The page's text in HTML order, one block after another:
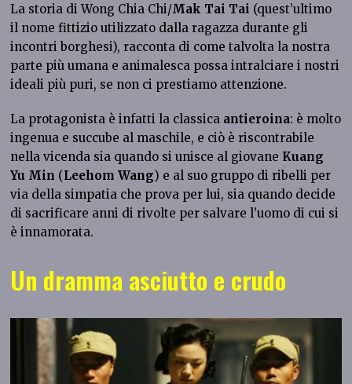
La storia di Wong Chia Chi/Mak Tai Tai (quest’ultimo
il nome fittizio utilizzato dalla ragazza durante gli
incontri borghesi), racconta di come talvolta la nostra
parte più umana e animalesca possa intralciare i nostri
ideali più puri, se non ci prestiamo attenzione.
La protagonista è infatti la classica antieroina: è molto
ingenua e succube al maschile, e ciò è riscontrabile
nella vicenda sia quando si unisce al giovane Kuang
Yu Min (Leehom Wang) e al suo gruppo di ribelli per
via della simpatia che prova per lui, sia quando decide
di sacrificare anni di rivolte per salvare l’uomo di cui si
è innamorata.
Un dramma asciutto e crudo